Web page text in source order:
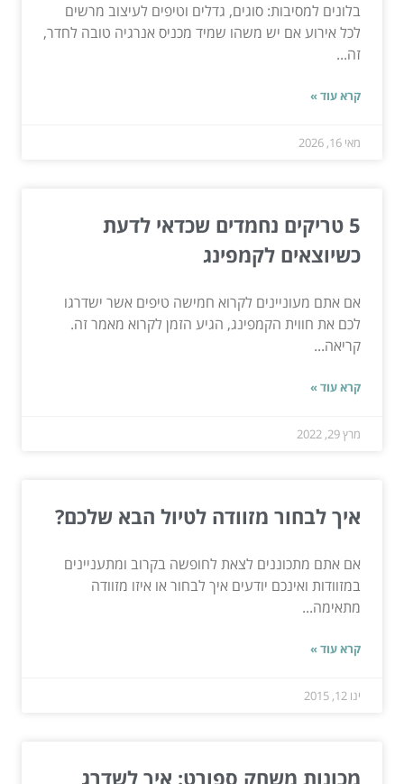
בלונים למסיבות: סוגים, גדלים וטיפים לעיצוב מרשים
לכל אירוע אם יש משהו שמיד מכניס אנרגיה טובה לחדר,
זה...
קרא עוד »
מאי 16, 2026
5 טריקים נחמדים שכדאי לדעת
כשיוצאים לקמפינג
אם אתם מעוניינים לקרוא חמישה טיפים אשר ישדרגו
לכם את חווית הקמפינג, הגיע הזמן לקרוא מאמר זה.
קריאה...
קרא עוד »
מרץ 29, 2022
איך לבחור מזוודה לטיול הבא שלכם?
אם אתם מתכוננים לצאת לחופשה בקרוב ומתעניינים
במזוודות ואינכם יודעים איך לבחור או איזו מזוודה
מתאימה...
קרא עוד »
ינו 12, 2015
מכונות משחק ספורט: איך לשדרג